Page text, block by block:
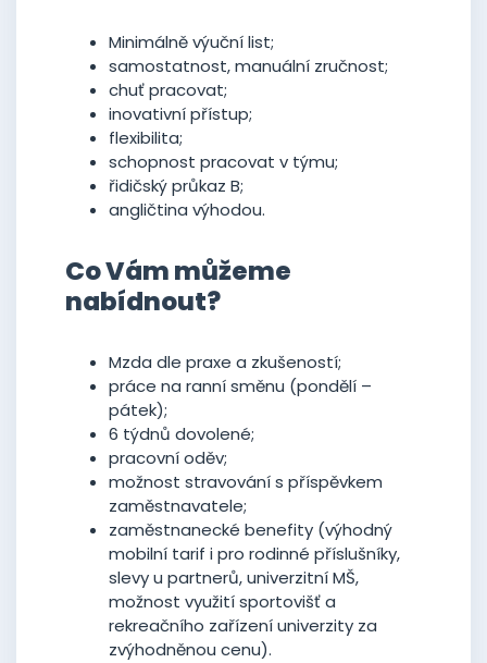
Minimálně výuční list;
samostatnost, manuální zručnost;
chuť pracovat;
inovativní přístup;
flexibilita;
schopnost pracovat v týmu;
řidičský průkaz B;
angličtina výhodou.
Co Vám můžeme
nabídnout?
Mzda dle praxe a zkušeností;
práce na ranní směnu (pondělí –
pátek);
6 týdnů dovolené;
pracovní oděv;
možnost stravování s příspěvkem
zaměstnavatele;
zaměstnanecké benefity (výhodný
mobilní tarif i pro rodinné příslušníky,
slevy u partnerů, univerzitní MŠ,
možnost využití sportovišť a
rekreačního zařízení univerzity za
zvýhodněnou cenu).